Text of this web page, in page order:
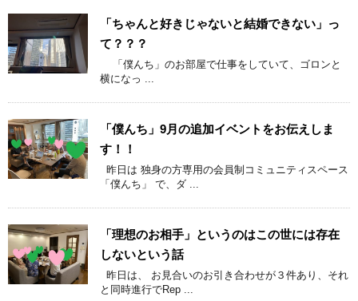
「ちゃんと好きじゃないと結婚できない」っ
て？？？
「僕んち」のお部屋で仕事をしていて、ゴロンと
横になっ ...
「僕んち」9月の追加イベントをお伝えしま
す！！
昨日は 独身の方専用の会員制コミュニティスペース
「僕んち」 で、ダ ...
「理想のお相手」というのはこの世には存在
しないという話
昨日は、 お見合いのお引き合わせが３件あり、それ
と同時進行でRep ...